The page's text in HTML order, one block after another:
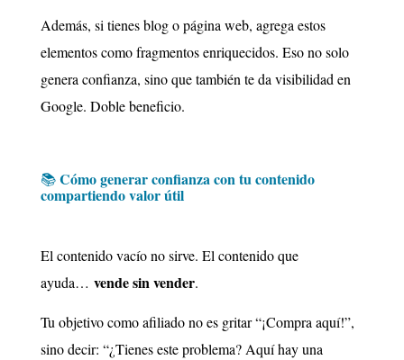
Además, si tienes blog o página web, agrega estos
elementos como fragmentos enriquecidos. Eso no solo
genera confianza, sino que también te da visibilidad en
Google. Doble beneficio.
📚 Cómo generar confianza con tu contenido
compartiendo valor útil
El contenido vacío no sirve. El contenido que
ayuda… vende sin vender.
Tu objetivo como afiliado no es gritar “¡Compra aquí!”,
sino decir: “¿Tienes este problema? Aquí hay una